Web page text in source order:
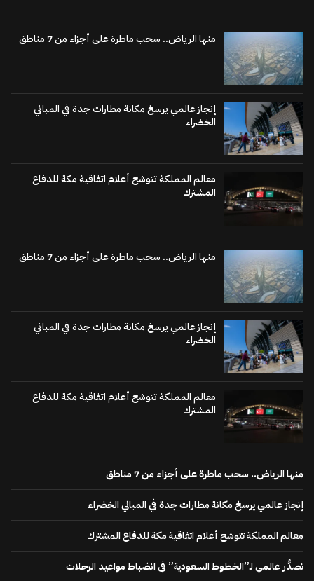
منها الرياض.. سحب ماطرة على أجزاء من 7 مناطق
إنجاز عالمي يرسخ مكانة مطارات جدة في المباني
الخضراء
معالم المملكة تتوشح أعلام اتفاقية مكة للدفاع
المشترك
منها الرياض.. سحب ماطرة على أجزاء من 7 مناطق
إنجاز عالمي يرسخ مكانة مطارات جدة في المباني
الخضراء
معالم المملكة تتوشح أعلام اتفاقية مكة للدفاع
المشترك
منها الرياض.. سحب ماطرة على أجزاء من 7 مناطق
إنجاز عالمي يرسخ مكانة مطارات جدة في المباني الخضراء
معالم المملكة تتوشح أعلام اتفاقية مكة للدفاع المشترك
تصدُّر عالمي لـ”الخطوط السعودية” في انضباط مواعيد الرحلات